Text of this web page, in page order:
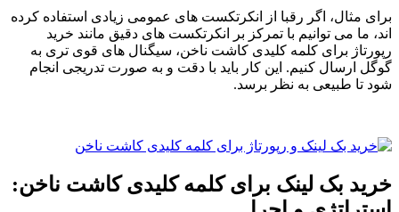
برای مثال، اگر رقبا از انکرتکست های عمومی زیادی استفاده کرده
اند، ما می توانیم با تمرکز بر انکرتکست های دقیق مانند خرید
رپورتاژ برای کلمه کلیدی کاشت ناخن، سیگنال های قوی تری به
گوگل ارسال کنیم. این کار باید با دقت و به صورت تدریجی انجام
شود تا طبیعی به نظر برسد.
خرید بک لینک برای کلمه کلیدی کاشت ناخن: